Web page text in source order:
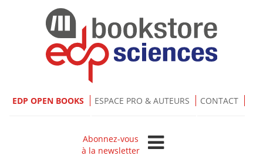
EDP OPEN BOOKS ESPACE PRO & AUTEURS CONTACT
Abonnez-vous
à la newsletter